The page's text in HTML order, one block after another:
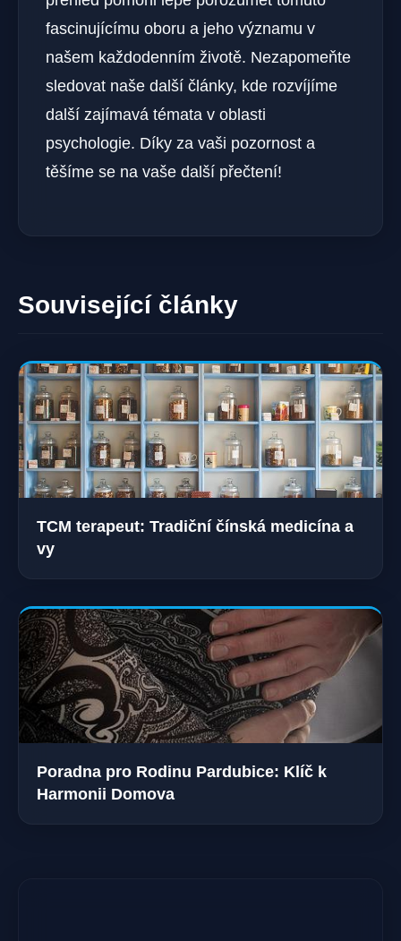
fascinujícímu oboru a jeho významu v
našem každodenním životě. Nezapomeňte
sledovat naše další články, kde rozvíjíme
další zajímavá témata v oblasti
psychologie. Díky za vaši pozornost a
těšíme se na vaše další přečtení!
Související články
TCM terapeut: Tradiční čínská medicína a
vy
Poradna pro Rodinu Pardubice: Klíč k
Harmonii Domova